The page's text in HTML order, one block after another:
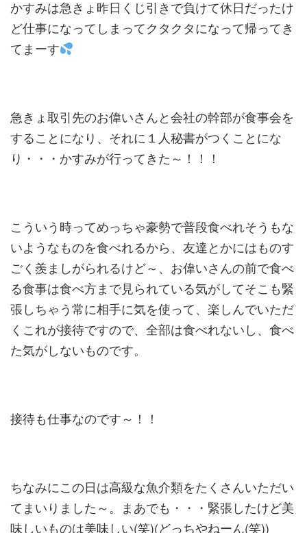
かすみは急きょ昨日くじ引きで負けて休日だったけ
ど仕事になってしまってクタクタになって帰ってき
てまーす
急きょ取引先のお偉いさんと会社の幹部が食事会を
することになり、それに１人秘書がつくことにな
り・・・かすみが行ってきた～！！！
こういう時ってめっちゃ豪勢で普段食べれそうもな
いようなものを食べれるから、友達とかにはものす
ごく羨ましがられるけど～、お偉いさんの前で食べ
る食事は食べ方まで見られている気がしてそこも緊
張しちゃう常に相手に気を使って、楽しんでいただ
くこれが接待ですので、全部は食べれないし、食べ
た気がしないものです。
接待も仕事なのです～！！
ちなみにこの日は高級な魚介類をたくさんいただい
てまいりました～。まあでも・・・緊張したけど美
味しいものは美味しい(笑)(どっちやねーん(笑))